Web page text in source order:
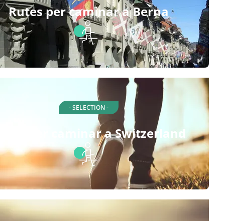
Rutes per caminar a Berna
- SELECTION -
per caminar a Switzerland